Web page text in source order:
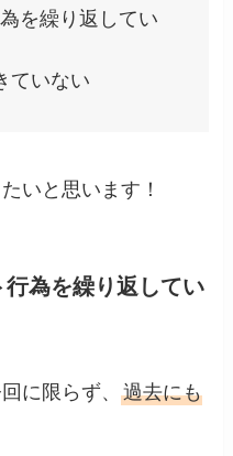
を繰り返してい
ていない
いと思います！
為を繰り返してい
に限らず、過去にも